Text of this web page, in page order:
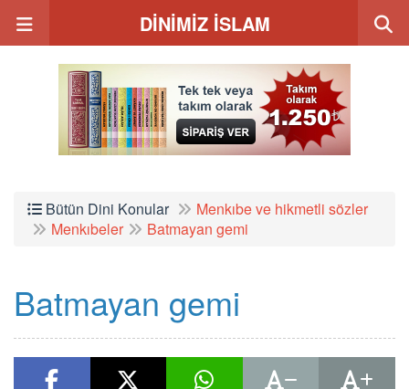
DİNİMİZ İSLAM
Bütün Dini Konular
Menkıbe ve hikmetli sözler
Menkıbeler
Batmayan gemi
Batmayan gemi